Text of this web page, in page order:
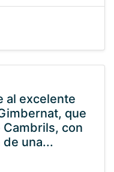
al excelente
que
Cambrils, con
una...